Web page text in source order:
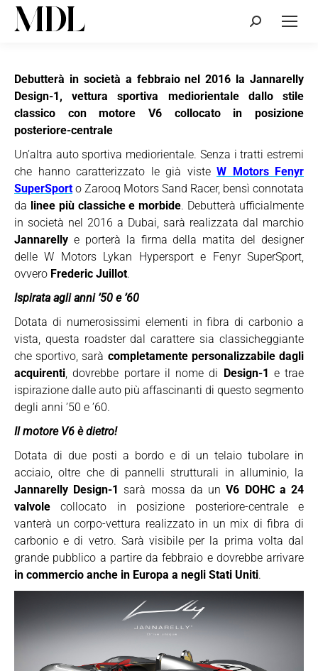
Cerca:
Debutterà in società a febbraio nel 2016 la Jannarelly
Design-1, vettura sportiva mediorientale dallo stile
classico con motore V6 collocato in posizione
posteriore-centrale
Un’altra auto sportiva mediorientale. Senza i tratti estremi
che hanno caratterizzato le già viste W Motors Fenyr
SuperSporto Zarooq Motors Sand Racer, bensì connotata
da linee più classiche e morbide. Debutterà ufficialmente
in società nel 2016 a Dubai, sarà realizzata dal marchio
Jannarelly e porterà la firma della matita del designer
delle W Motors Lykan Hypersport e Fenyr SuperSport,
ovvero Frederic Juillot.
Ispirata agli anni ’50 e ’60
Dotata di numerosissimi elementi in fibra di carbonio a
vista, questa roadster dal carattere sia classicheggiante
che sportivo, sarà completamente personalizzabile dagli
acquirenti, dovrebbe portare il nome di Design-1 e trae
ispirazione dalle auto più affascinanti di questo segmento
degli anni ’50 e ’60.
Il motore V6 è dietro!
Dotata di due posti a bordo e di un telaio tubolare in
acciaio, oltre che di pannelli strutturali in alluminio, la
Jannarelly Design-1 sarà mossa da unV6 DOHC a 24
valvole collocato in posizione posteriore-centrale e
vanterà un corpo-vettura realizzato in un mix di fibra di
carbonio e di vetro. Sarà visibile per la prima volta dal
grande pubblico a partire da febbraio e dovrebbe arrivare
in commercio anche in Europa a negli Stati Uniti.